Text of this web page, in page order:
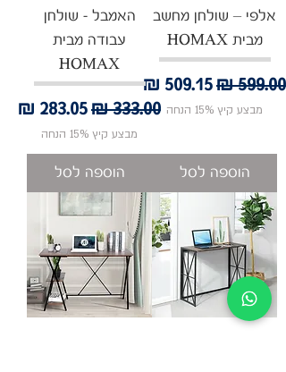
אלפי – שולחן מחשב
מבית HOMAX
מחיר רגילמחיר מבצע
מבצע קיץ 15% הנחה
הוספה לסל
האמבל - שולחן
עבודה מבית
HOMAX
מחיר רגילמחיר
מבצע קיץ 15% הנחה
הוספה לסל